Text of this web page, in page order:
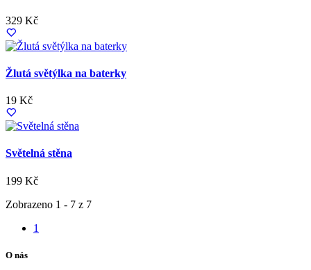
329 Kč
Žlutá světýlka na baterky
19 Kč
Světelná stěna
199 Kč
Zobrazeno 1 - 7 z 7
1
O nás